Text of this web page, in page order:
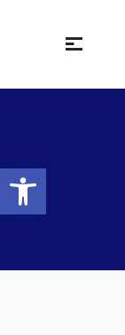
Abrir barra de